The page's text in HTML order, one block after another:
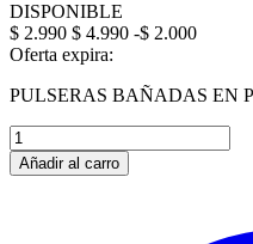
DISPONIBLE
$ 2.990 $ 4.990 -$ 2.000
Oferta expira:
PULSERAS BAÑADAS EN
Añadir al carro